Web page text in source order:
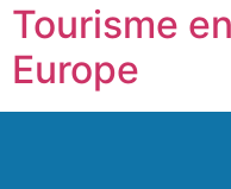
Tourisme
Europe